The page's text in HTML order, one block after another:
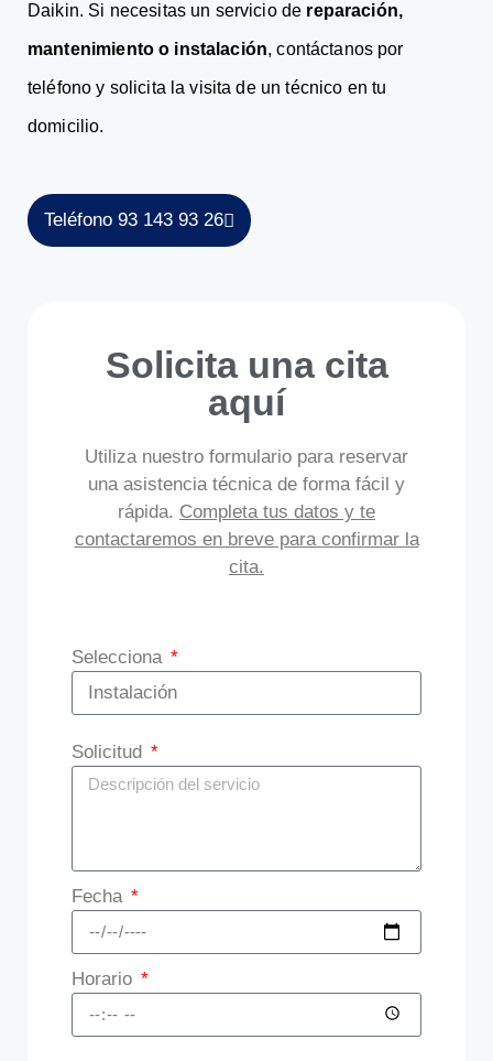
Daikin. Si necesitas un servicio de reparación,
mantenimiento o instalación, contáctanos por
teléfono y solicita la visita de un técnico en tu
domicilio.
Teléfono 93 143 93 26
Solicita una cita
aquí
Utiliza nuestro formulario para reservar
una asistencia técnica de forma fácil y
rápida. Completa tus datos y te
contactaremos en breve para confirmar la
cita.
Selecciona
Solicitud
Fecha
Horario